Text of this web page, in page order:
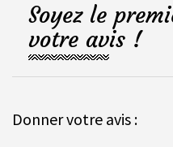
Soyez le
votre avis !
Donner votre avis :